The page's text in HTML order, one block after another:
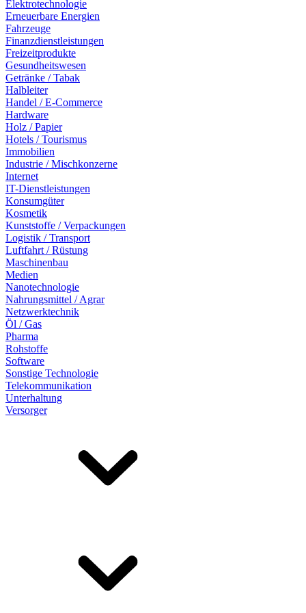
Elektrotechnologie
Erneuerbare Energien
Fahrzeuge
Finanzdienstleistungen
Freizeitprodukte
Gesundheitswesen
Getränke / Tabak
Halbleiter
Handel / E-Commerce
Hardware
Holz / Papier
Hotels / Tourismus
Immobilien
Industrie / Mischkonzerne
Internet
IT-Dienstleistungen
Konsumgüter
Kosmetik
Kunststoffe / Verpackungen
Logistik / Transport
Luftfahrt / Rüstung
Maschinenbau
Medien
Nanotechnologie
Nahrungsmittel / Agrar
Netzwerktechnik
Öl / Gas
Pharma
Rohstoffe
Software
Sonstige Technologie
Telekommunikation
Unterhaltung
Versorger